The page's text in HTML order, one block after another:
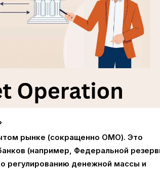
рынке (сокращенно ОМО). Это
(например, Федеральной
регулированию денежной массы и